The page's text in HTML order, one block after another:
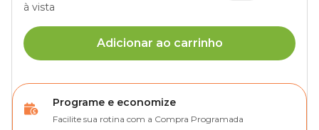
à vista
Adicionar ao carrinho
Programe e economize
Facilite sua rotina com a Compra Programada